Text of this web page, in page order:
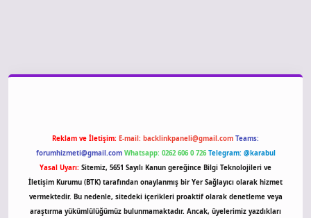
Reklam ve İletişim: E-mail: backlinkpaneli@gmail.com Teams:
forumhizmeti@gmail.com Whatsapp: 0262 606 0 726 Telegram: @karabul
Yasal Uyarı: Sitemiz, 5651 Sayılı Kanun gereğince Bilgi Teknolojileri ve
İletişim Kurumu (BTK) tarafından onaylanmış bir Yer Sağlayıcı olarak hizmet
vermektedir. Bu nedenle, sitedeki içerikleri proaktif olarak denetleme veya
araştırma yükümlülüğümüz bulunmamaktadır. Ancak, üyelerimiz yazdıkları